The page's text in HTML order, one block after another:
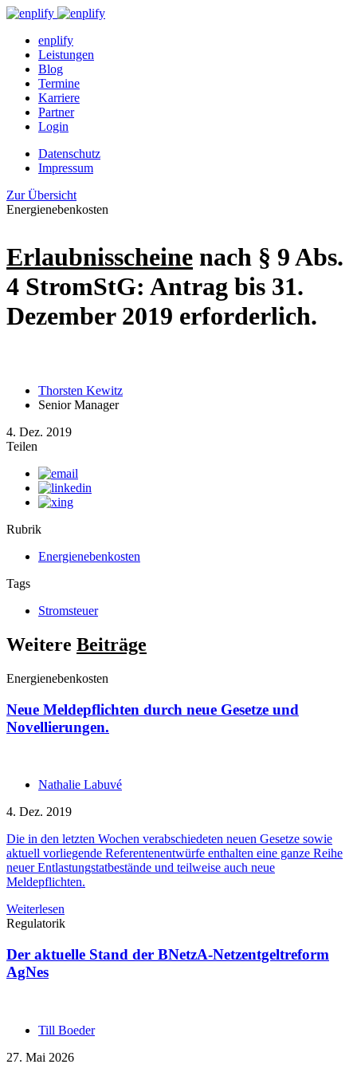
enplify
Leistungen
Blog
Termine
Karriere
Partner
Login
Datenschutz
Impressum
Zur Übersicht
Energienebenkosten
Erlaubnisscheine nach § 9 Abs.
4 StromStG: Antrag bis 31.
Dezember 2019 erforderlich.
Thorsten Kewitz
Senior Manager
4. Dez. 2019
Teilen
Rubrik
Energienebenkosten
Tags
Stromsteuer
Weitere Beiträge
Energienebenkosten
Neue Meldepflichten durch neue Gesetze und
Novellierungen.
Nathalie Labuvé
4. Dez. 2019
Die in den letzten Wochen verabschiedeten neuen Gesetze sowie
aktuell vorliegende Referentenentwürfe enthalten eine ganze Reihe
neuer Entlastungstatbestände und teilweise auch neue
Meldepflichten.
Weiterlesen
Regulatorik
Der aktuelle Stand der BNetzA-Netzentgeltreform
AgNes
Till Boeder
27. Mai 2026